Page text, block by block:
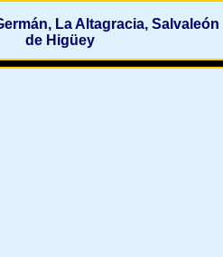
La Altagracia, Salvaleón
de Higüey